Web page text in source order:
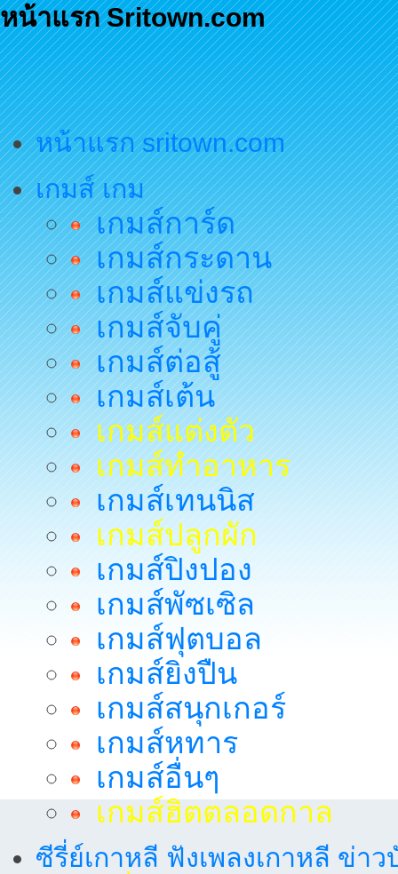
หน้าแรก Sritown.com
หน้าแรก sritown.com
เกมส์ เกม
เกมส์การ์ด
เกมส์กระดาน
เกมส์แข่งรถ
เกมส์จับคู่
เกมส์ต่อสู้
เกมส์เต้น
เกมส์แต่งตัว
เกมส์ทำอาหาร
เกมส์เทนนิส
เกมส์ปลูกผัก
เกมส์ปิงปอง
เกมส์พัซเซิล
เกมส์ฟุตบอล
เกมส์ยิงปืน
เกมส์สนุกเกอร์
เกมส์หทาร
เกมส์อื่นๆ
เกมส์ฮิตตลอดกาล
ซีรี่ย์เกาหลี ฟังเพลงเกาหลี ข่าว